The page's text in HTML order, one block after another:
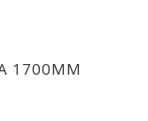
1700MM